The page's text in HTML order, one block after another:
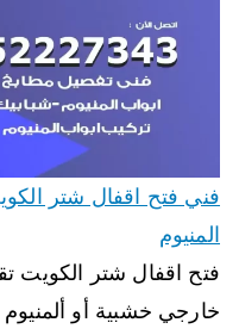
المنيوم
فتح اقفال شتر الكويت
خارجي خشبية أو